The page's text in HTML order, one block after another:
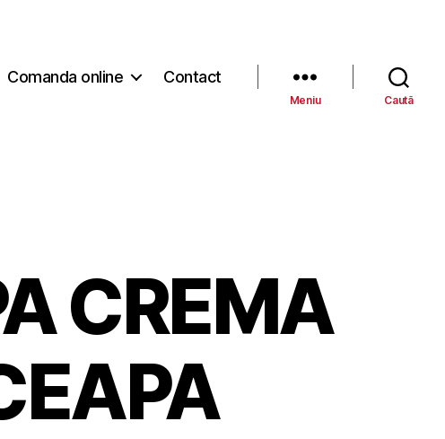
Comanda online Contact
Meniu Caută
CREMA